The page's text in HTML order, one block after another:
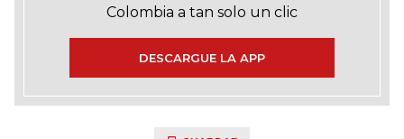
Colombia a tan solo un clic
DESCARGUE LA APP